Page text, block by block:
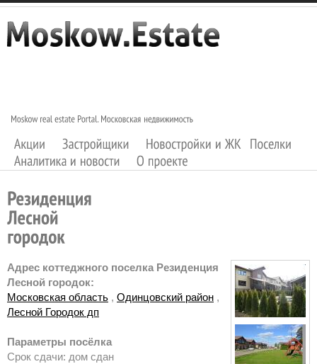
Адрес коттеджного поселка Резиденция
Лесной городок:
Московская область , Одинцовский район ,
Лесной Городок дп
Параметры посёлка
Срок сдачи: дом сдан